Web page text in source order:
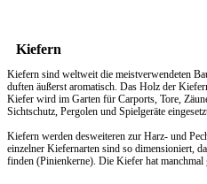
Kiefern
Kiefern sind weltweit die meistverwendeten
duften äußerst aromatisch. Das Holz der
Kiefer wird im Garten für Carports, Tore,
Sichtschutz, Pergolen und Spielgeräte
Kiefern werden desweiteren zur Harz- und
einzelner Kiefernarten sind so dimensioniert,
finden (Pinienkerne). Die Kiefer hat manchmal